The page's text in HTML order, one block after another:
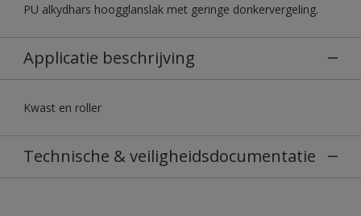
PU alkydhars hoogglanslak met geringe donkervergeling.
Applicatie beschrijving
Kwast en roller
Technische & veiligheidsdocumentatie